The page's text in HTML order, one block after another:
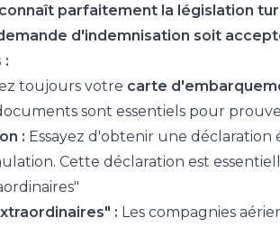
parfaitement la législation
d'indemnisation soit
:
toujours votre carte
sont essentiels pour
: Essayez d'obtenir une
Cette déclaration est
: Les compagnies